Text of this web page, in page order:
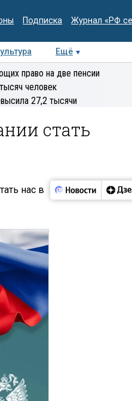
Подписка Журнал «РФ
Ещё
Колумнисты
право на две пенсии
человек
27,2 тысячи
стать
нас в